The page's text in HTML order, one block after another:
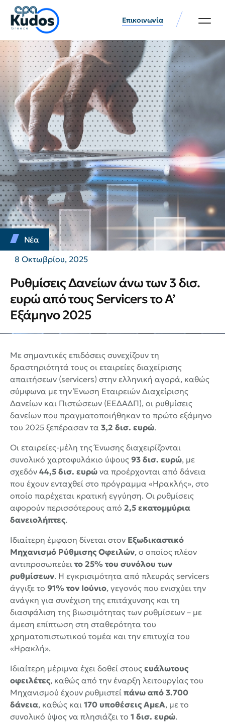
Επικοινωνία
Νέα
8 Οκτωβρίου, 2025
Ρυθμίσεις Δανείων άνω των 3 δισ.
ευρώ από τους Servicers το Α’
Εξάμηνο 2025
Με σημαντικές επιδόσεις συνεχίζουν τη
δραστηριότητά τους οι εταιρείες διαχείρισης
απαιτήσεων (servicers) στην ελληνική αγορά, καθώς
σύμφωνα με την Ένωση Εταιρειών Διαχείρισης
Δανείων και Πιστώσεων (ΕΕΔΑΔΠ), οι ρυθμίσεις
δανείων που πραγματοποιήθηκαν το πρώτο εξάμηνο
του 2025 ξεπέρασαν τα 3,2 δισ. ευρώ.
Οι εταιρείες-μέλη της Ένωσης διαχειρίζονται
συνολικό χαρτοφυλάκιο ύψους 93 δισ. ευρώ, με
σχεδόν 44,5 δισ. ευρώ να προέρχονται από δάνεια
που έχουν ενταχθεί στο πρόγραμμα «Ηρακλής», στο
οποίο παρέχεται κρατική εγγύηση. Οι ρυθμίσεις
αφορούν περισσότερους από 2,5 εκατομμύρια
δανειολήπτες.
Ιδιαίτερη έμφαση δίνεται στον Εξωδικαστικό
Μηχανισμό Ρύθμισης Οφειλών, ο οποίος πλέον
αντιπροσωπεύει το 25% του συνόλου των
ρυθμίσεων. Η εγκρισιμότητα από πλευράς servicers
άγγιξε το 91% τον Ιούνιο, γεγονός που ενισχύει την
ανάγκη για συνέχιση της επιτάχυνσης και τη
διασφάλιση της βιωσιμότητας των ρυθμίσεων – με
άμεση επίπτωση στη σταθερότητα του
χρηματοπιστωτικού τομέα και την επιτυχία του
«Ηρακλή».
Ιδιαίτερη μέριμνα έχει δοθεί στους ευάλωτους
οφειλέτες, καθώς από την έναρξη λειτουργίας του
Μηχανισμού έχουν ρυθμιστεί πάνω από 3.700
δάνεια, καθώς και 170 υποθέσεις ΑμεΑ, με το
συνολικό ύψος να πλησιάζει το 1 δισ. ευρώ.